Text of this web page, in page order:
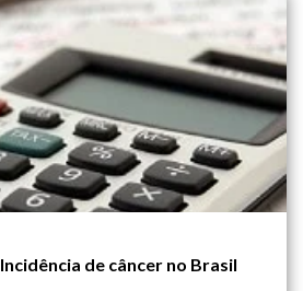
de câncer no Brasil